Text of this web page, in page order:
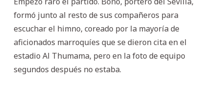
formó junto al resto de sus compañeros para
escuchar el himno, coreado por la mayoría de
aficionados marroquíes que se dieron cita en el
estadio Al Thumama, pero en la foto de equipo
segundos después no estaba.